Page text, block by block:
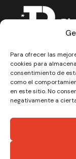
Para ofrecer las
cookies para
consentimiento de
como el
en este sitio. No
negativamente a
Financiado por
© 2025
Diseñado